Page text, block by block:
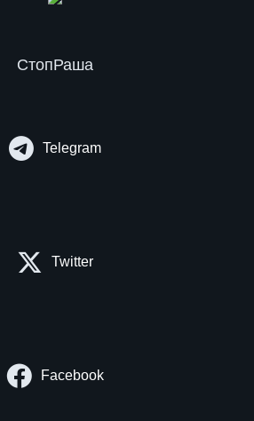
СтопРаша
Telegram
Twitter
Facebook